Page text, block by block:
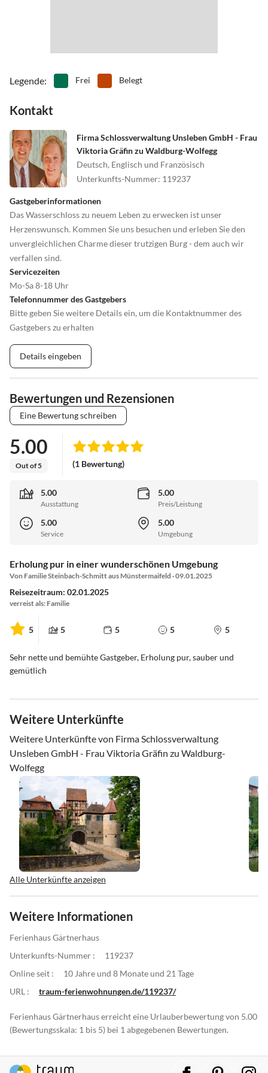
Legende: Frei Belegt
Kontakt
Firma Schlossverwaltung Unsleben GmbH - Frau
Viktoria Gräfin zu Waldburg-Wolfegg
Deutsch, Englisch und Französisch
Unterkunfts-Nummer: 119237
Gastgeberinformationen
Das Wasserschloss zu neuem Leben zu erwecken ist unser
Herzenswunsch. Kommen Sie uns besuchen und erleben Sie den
unvergleichlichen Charme dieser trutzigen Burg - dem auch wir
verfallen sind.
Servicezeiten
Mo-Sa 8-18 Uhr
Telefonnummer des Gastgebers
Bitte geben Sie weitere Details ein, um die Kontaktnummer des
Gastgebers zu erhalten
Details eingeben
Bewertungen und Rezensionen
Eine Bewertung schreiben
5.00
Out of 5 (1 Bewertung)
5.00
Ausstattung
5.00
Preis/Leistung
5.00
Service
5.00
Umgebung
Erholung pur in einer wunderschönen Umgebung
Von Familie Steinbach-Schmitt aus Münstermaifeld · 09.01.2025
Reisezeitraum: 02.01.2025
verreist als: Familie
5 5 5 5 5
Sehr nette und bemühte Gastgeber, Erholung pur, sauber und
gemütlich
Weitere Unterkünfte
Weitere Unterkünfte von Firma Schlossverwaltung
Unsleben GmbH - Frau Viktoria Gräfin zu Waldburg-
Wolfegg
Alle Unterkünfte anzeigen
Weitere Informationen
Ferienhaus Gärtnerhaus
Unterkunfts-Nummer :
119237
Online seit :
10 Jahre und 8 Monate und 21 Tage
URL :
traum-ferienwohnungen.de/119237/
Ferienhaus Gärtnerhaus erreicht eine Urlauberbewertung von 5.00
(Bewertungsskala: 1 bis 5) bei 1 abgegebenen Bewertungen.